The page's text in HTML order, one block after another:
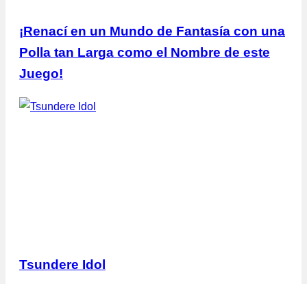
¡Renací en un Mundo de Fantasía con una
Polla tan Larga como el Nombre de este
Juego!
Tsundere Idol